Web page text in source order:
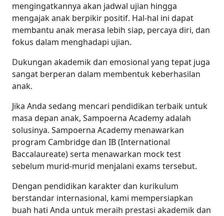
mengingatkannya akan jadwal ujian hingga
mengajak anak berpikir positif. Hal-hal ini dapat
membantu anak merasa lebih siap, percaya diri, dan
fokus dalam menghadapi ujian.
Dukungan akademik dan emosional yang tepat juga
sangat berperan dalam membentuk keberhasilan
anak.
Jika Anda sedang mencari pendidikan terbaik untuk
masa depan anak, Sampoerna Academy adalah
solusinya. Sampoerna Academy menawarkan
program Cambridge dan IB (International
Baccalaureate) serta menawarkan mock test
sebelum murid-murid menjalani exams tersebut.
Dengan pendidikan karakter dan kurikulum
berstandar internasional, kami mempersiapkan
buah hati Anda untuk meraih prestasi akademik dan